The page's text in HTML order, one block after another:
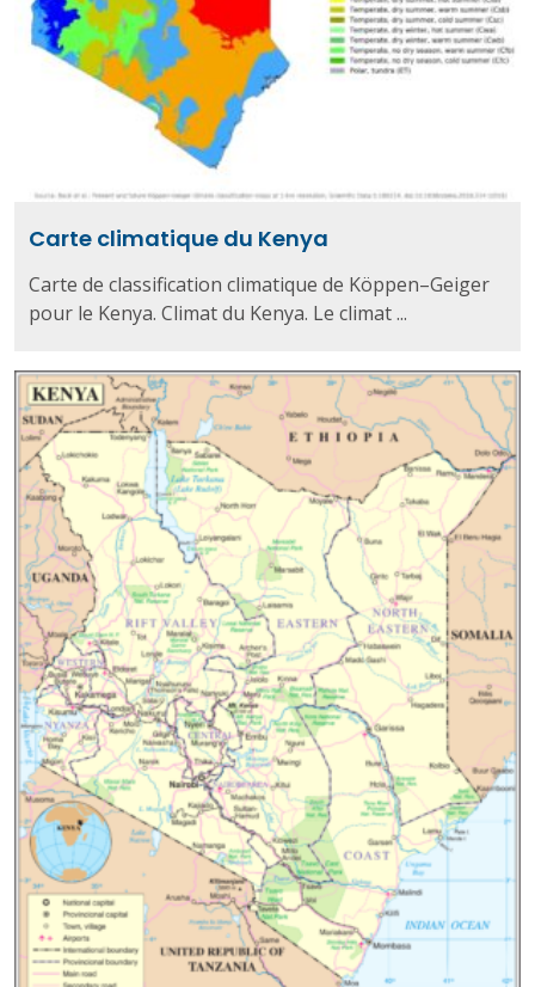
Carte climatique du Kenya
Carte de classification climatique de Köppen–Geiger
pour le Kenya. Climat du Kenya. Le climat ...